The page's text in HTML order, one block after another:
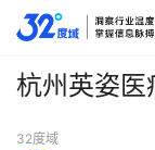
杭州英姿
32度域